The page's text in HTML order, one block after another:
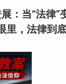
：当“法律”
里，法律到